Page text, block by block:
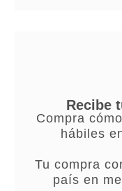
Recibe
Compra
hábiles
Tu compra
país en